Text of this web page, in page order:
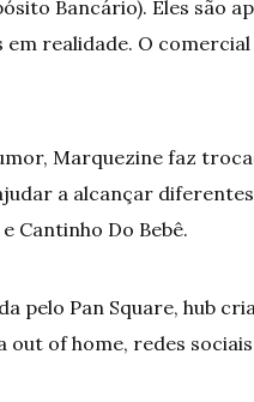
Bancário). Eles são
realidade. O
Marquezine faz
a alcançar
Cantinho Do Bebê.
pelo Pan Square, hub
out of home, redes